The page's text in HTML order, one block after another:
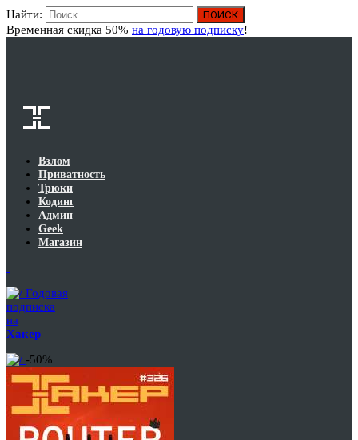
Найти:
Временная скидка 50% на годовую подписку!
Взлом
Приватность
Трюки
Кодинг
Админ
Geek
Магазин
Годовая
подписка
на
Хакер
-50%